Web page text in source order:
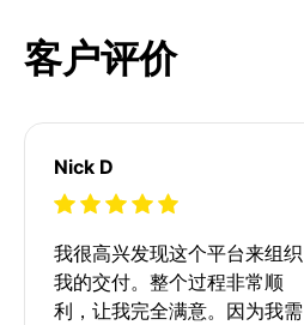
客户评价
Nick D
我很高兴发现这个平台来组织
我的交付。整个过程非常顺
利，让我完全满意。因为我需